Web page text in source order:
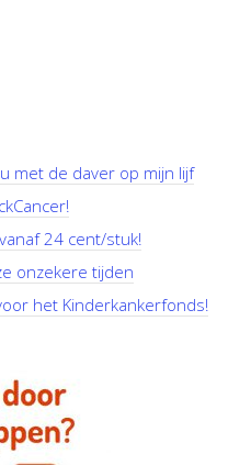
met de daver op mijn lijf
24 cent/stuk!
onzekere tijden
het Kinderkankerfonds!